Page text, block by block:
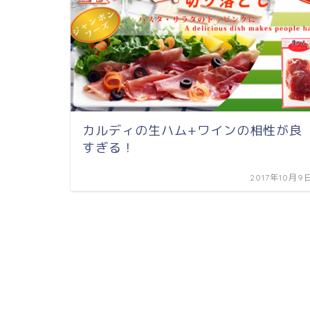
カルディの生ハム+ワインの相性が良
すぎる！
2017年10月9